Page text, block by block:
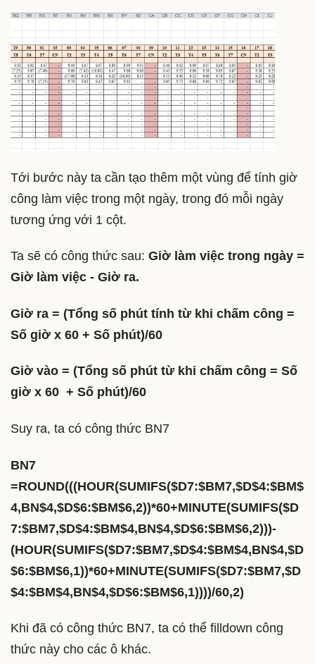
Tới bước này ta cần tạo thêm một vùng để tính giờ
công làm việc trong một ngày, trong đó mỗi ngày
tương ứng với 1 cột.
Ta sẽ có công thức sau: Giờ làm việc trong ngày =
Giờ làm việc - Giờ ra.
Giờ ra = (Tổng số phút tính từ khi chấm công =
Số giờ x 60 + Số phút)/60
Giờ vào = (Tổng số phút từ khi chấm công = Số
giờ x 60 + Số phút)/60
Suy ra, ta có công thức BN7
BN7
=ROUND(((HOUR(SUMIFS($D7:$BM7,$D$4:$BM$
4,BN$4,$D$6:$BM$6,2))*60+MINUTE(SUMIFS($D
7:$BM7,$D$4:$BM$4,BN$4,$D$6:$BM$6,2)))-
(HOUR(SUMIFS($D7:$BM7,$D$4:$BM$4,BN$4,$D
$6:$BM$6,1))*60+MINUTE(SUMIFS($D7:$BM7,$D
$4:$BM$4,BN$4,$D$6:$BM$6,1))))/60,2)
Khi đã có công thức BN7, ta có thể filldown công
thức này cho các ô khác.